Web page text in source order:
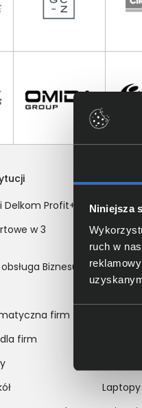
Niniejsza
ruch w
Delkom Profit+
w 3
Biznesu
firm
firm
Zakupy
Metody
Zakup